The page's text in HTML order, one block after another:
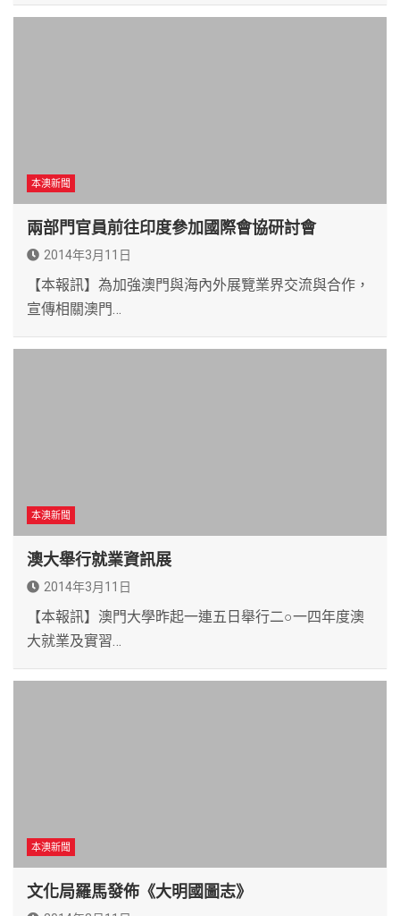
本澳新聞
兩部門官員前往印度參加國際會協研討會
2014年3月11日
【本報訊】為加強澳門與海內外展覽業界交流與合作，
宣傳相關澳門…
本澳新聞
澳大舉行就業資訊展
2014年3月11日
【本報訊】澳門大學昨起一連五日舉行二○一四年度澳
大就業及實習…
本澳新聞
文化局羅馬發佈《大明國圖志》